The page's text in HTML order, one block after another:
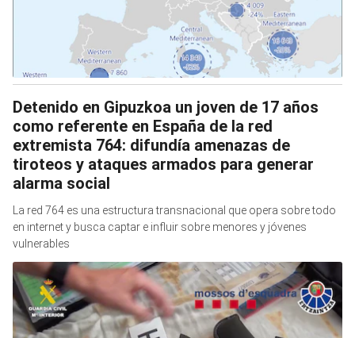
Detenido en Gipuzkoa un joven de 17 años
como referente en España de la red
extremista 764: difundía amenazas de
tiroteos y ataques armados para generar
alarma social
La red 764 es una estructura transnacional que opera sobre todo
en internet y busca captar e influir sobre menores y jóvenes
vulnerables